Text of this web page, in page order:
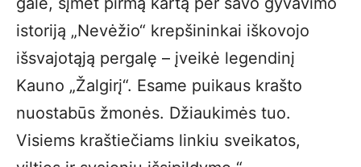
istoriją „Nevėžio“ krepšininkai iškovojo
išsvajotąją pergalę – įveikė legendinį
Kauno „Žalgirį“. Esame puikaus krašto
nuostabūs žmonės. Džiaukimės tuo.
Visiems kraštiečiams linkiu sveikatos,